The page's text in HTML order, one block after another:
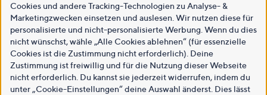
Cookies und andere Tracking-Technologien zu Analyse- &
Marketingzwecken einsetzen und auslesen. Wir nutzen diese für
personalisierte und nicht-personalisierte Werbung. Wenn du dies
nicht wünschst, wähle „Alle Cookies ablehnen“ (für essenzielle
Cookies ist die Zustimmung nicht erforderlich). Deine
Zustimmung ist freiwillig und für die Nutzung dieser Webseite
nicht erforderlich. Du kannst sie jederzeit widerrufen, indem du
unter „Cookie-Einstellungen“ deine Auswahl änderst. Dies lässt